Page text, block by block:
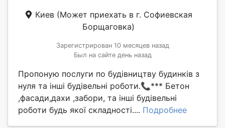
Киев (Может приехать в г. Софиевская
Борщаговка)
Зарегистрирован 10 месяцев назад
Был на сайте день назад
Пропоную послуги по будівництву будинків з
нуля та інші будівельні роботи.📞*** Бетон
,фасади,дахи ,забори, та інші будівельні
роботи будь якої складності.... Подробнее